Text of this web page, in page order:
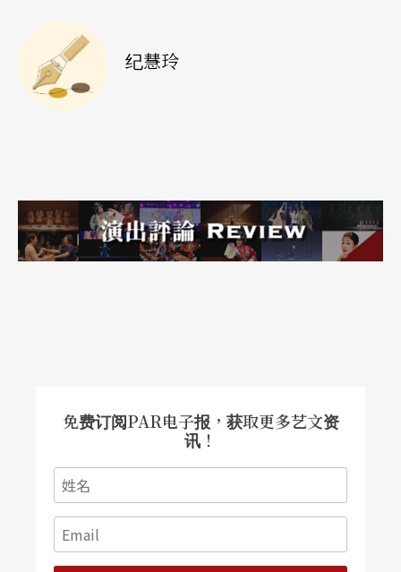
线跟著转到这儿，演员跟著展开下一场戏这样的节
奏开始。导演依旧善用这些舞台变化，让侧舞台既
乐席。这些做法无非是想把中国传统戏曲通常隐于
幕后的乐师与后台容妆情形搬到台前。导演手法过
群，基本保证了纽约版《牡丹亭》统一而精致绝美
的格调。服装是苏州戏服工厂一针一线缝制出来
的，纯手工染色与刺绣，大概是目前传统戏曲仅见
最精致华丽的一批戏服，它们的设色、配件与图饰
让人赞不绝口，烘托人物臻于完美想像。
纪慧玲
免费订阅PAR电子报，获取更多艺文资
讯！